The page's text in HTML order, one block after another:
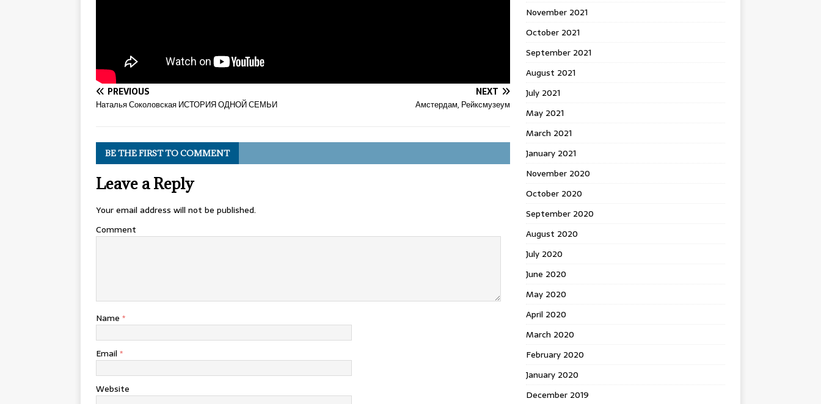
PREVIOUS
Наталья Соколовская ИСТОРИЯ ОДНОЙ СЕМЬИ
NEXT
Амстердам, Рейксмузеум
BE THE FIRST TO COMMENT
Leave a Reply
Your email address will not be published.
Comment
Name *
Email *
Website
November 2021
October 2021
September 2021
August 2021
July 2021
May 2021
March 2021
January 2021
November 2020
October 2020
September 2020
August 2020
July 2020
June 2020
May 2020
April 2020
March 2020
February 2020
January 2020
December 2019